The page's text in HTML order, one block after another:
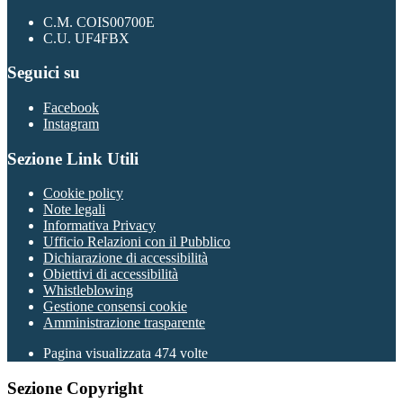
C.M. COIS00700E
C.U. UF4FBX
Seguici su
Facebook
Instagram
Sezione Link Utili
Cookie policy
Note legali
Informativa Privacy
Ufficio Relazioni con il Pubblico
Dichiarazione di accessibilità
Obiettivi di accessibilità
Whistleblowing
Gestione consensi cookie
Amministrazione trasparente
Pagina visualizzata 474 volte
Sezione Copyright